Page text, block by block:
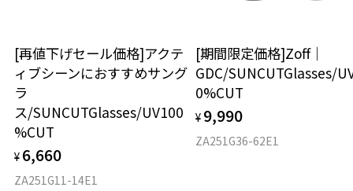
[再値下げセール価格]アクテ
ィブシーンにおすすめサング
ラ
ス/SUNCUTGlasses/UV100
%CUT
¥ 6,660
ZA251G11-14E1
[期間限定価格]Zoff｜
GDC/SUNCUTGlasses/
0%CUT
¥ 9,990
ZA251G36-62E1